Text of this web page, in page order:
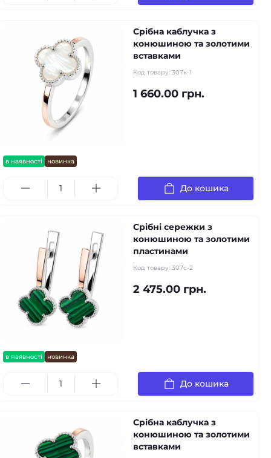
в наявності новинка
Срібна каблучка з
конюшиною та золотими
вставками
Код товару: 307к-1
1 660.00 грн.
До кошика
в наявності новинка
Срібні сережки з
конюшиною та золотими
пластинами
Код товару: 307с-2
2 475.00 грн.
До кошика
Срібна каблучка з
конюшиною та золотими
вставками